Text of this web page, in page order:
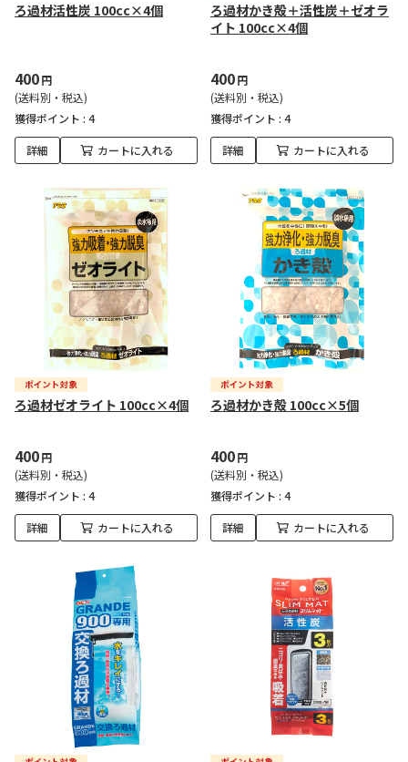
ろ過材活性炭 100cc×4個
400円
(送料別・税込)
獲得ポイント : 4
詳細 カートに入れる
ろ過材かき殻＋活性炭＋ゼオラ
イト 100cc×4個
400円
(送料別・税込)
獲得ポイント : 4
詳細 カートに入れる
ろ過材ゼオライト 100cc×4個
400円
(送料別・税込)
獲得ポイント : 4
詳細 カートに入れる
ろ過材かき殻 100cc×5個
400円
(送料別・税込)
獲得ポイント : 4
詳細 カートに入れる